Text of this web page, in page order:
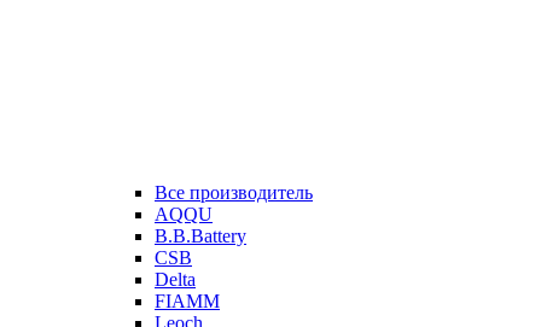
Все производитель
AQQU
B.B.Battery
CSB
Delta
FIAMM
Leoch